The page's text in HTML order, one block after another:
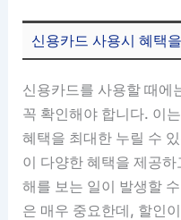
신용카드 사용시 혜택
신용카드를 사용할 때에
꼭 확인해야 합니다. 이
혜택을 최대한 누릴 수
이 다양한 혜택을 제공
해를 보는 일이 발생할
은 매우 중요한데, 할인